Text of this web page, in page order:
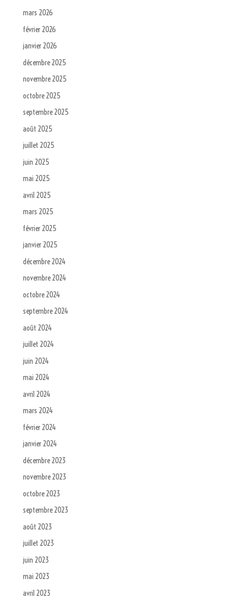
mars 2026
février 2026
janvier 2026
décembre 2025
novembre 2025
octobre 2025
septembre 2025
août 2025
juillet 2025
juin 2025
mai 2025
avril 2025
mars 2025
février 2025
janvier 2025
décembre 2024
novembre 2024
octobre 2024
septembre 2024
août 2024
juillet 2024
juin 2024
mai 2024
avril 2024
mars 2024
février 2024
janvier 2024
décembre 2023
novembre 2023
octobre 2023
septembre 2023
août 2023
juillet 2023
juin 2023
mai 2023
avril 2023